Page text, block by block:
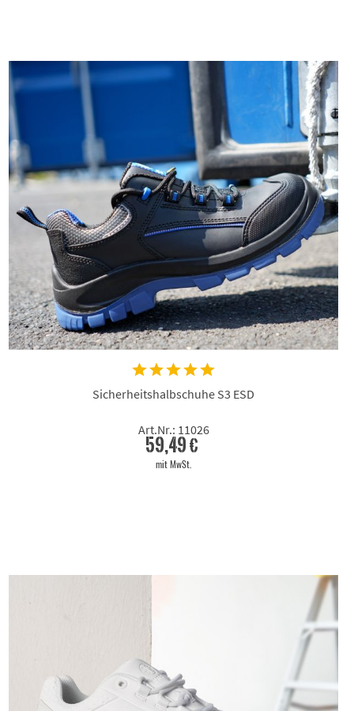
Sicherheitshalbschuhe S3 ESD
Art.Nr.: 11026
59,49 €
mit MwSt.